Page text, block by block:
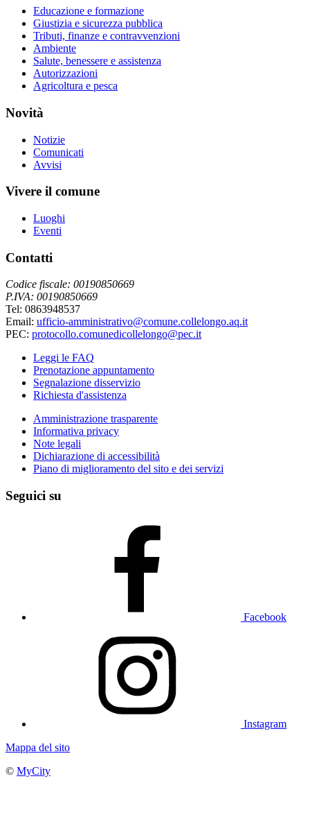
Educazione e formazione
Giustizia e sicurezza pubblica
Tributi, finanze e contravvenzioni
Ambiente
Salute, benessere e assistenza
Autorizzazioni
Agricoltura e pesca
Novità
Notizie
Comunicati
Avvisi
Vivere il comune
Luoghi
Eventi
Contatti
Codice fiscale: 00190850669
P.IVA: 00190850669
Tel: 0863948537
Email: ufficio-amministrativo@comune.collelongo.aq.it
PEC: protocollo.comunedicollelongo@pec.it
Leggi le FAQ
Prenotazione appuntamento
Segnalazione disservizio
Richiesta d'assistenza
Amministrazione trasparente
Informativa privacy
Note legali
Dichiarazione di accessibilità
Piano di miglioramento del sito e dei servizi
Seguici su
Facebook
Instagram
Mappa del sito
© MyCity